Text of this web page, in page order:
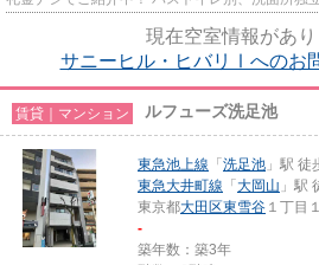
現在空室情報があり
サニーヒル・ヒバリⅠへのお
賃貸｜マンション ルフューズ洗足池
東急池上線 「 洗足池 」駅 徒
東急大井町線 「 大岡山 」駅
東京都大田区東雪谷 １丁目
-
築年数：築3年